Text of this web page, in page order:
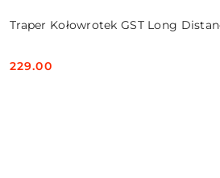
Traper Kołowrotek GST Long
Cena:
229.00